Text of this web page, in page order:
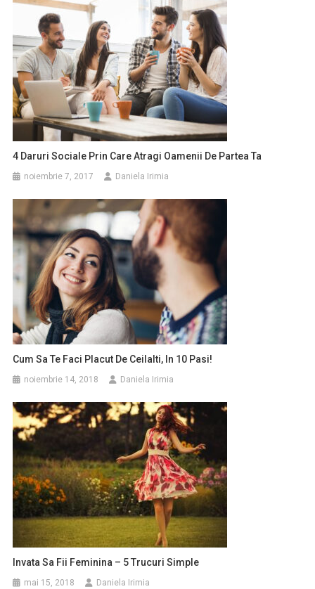
4 Daruri Sociale Prin Care Atragi Oamenii De Partea Ta
noiembrie 7, 2017 Daniela Irimia
Cum Sa Te Faci Placut De Ceilalti, In 10 Pasi!
noiembrie 14, 2018 Daniela Irimia
Invata Sa Fii Feminina – 5 Trucuri Simple
mai 15, 2018 Daniela Irimia